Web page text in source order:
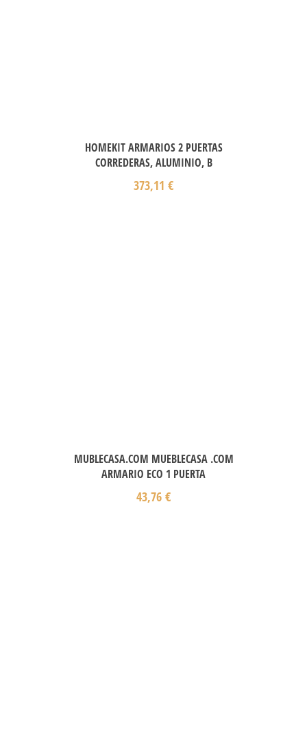
HOMEKIT ARMARIOS 2 PUERTAS
CORREDERAS, ALUMINIO, B
373,11 €
MUBLECASA.COM MUEBLECASA .COM
ARMARIO ECO 1 PUERTA
43,76 €